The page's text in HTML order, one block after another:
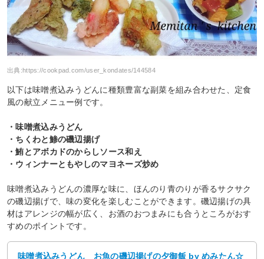
出典:https://cookpad.com/user_kondates/144584
以下は味噌煮込みうどんに種類豊富な副菜を組み合わせた、定食
風の献立メニュー例です。
・味噌煮込みうどん
・ちくわと鯵の磯辺揚げ
・鮪とアボカドのからしソース和え
・ウィンナーともやしのマヨネーズ炒め
味噌煮込みうどんの濃厚な味に、ほんのり青のりが香るサクサク
の磯辺揚げで、味の変化を楽しむことができます。磯辺揚げの具
材はアレンジの幅が広く、お酒のおつまみにも合うところがおす
すめのポイントです。
味噌煮込みうどん お魚の磯辺揚げの夕御飯 by めみたん☆